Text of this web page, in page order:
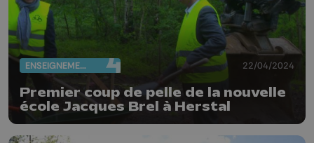
ENSEIGNEMENT 22/04/2024
Premier coup de pelle de la nouvelle
école Jacques Brel à Herstal